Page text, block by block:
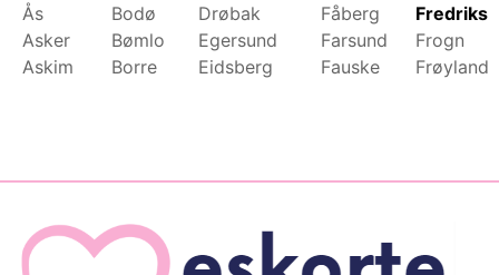
Ås
Asker
Askim
Bodø
Bømlo
Borre
Drøbak
Egersund
Eidsberg
Fåberg
Farsund
Fauske
Frogn
Frøyland